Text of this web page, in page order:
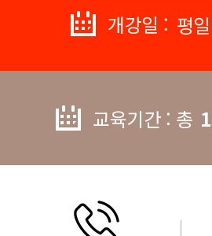
개강일 : 평일
교육기간 : 총